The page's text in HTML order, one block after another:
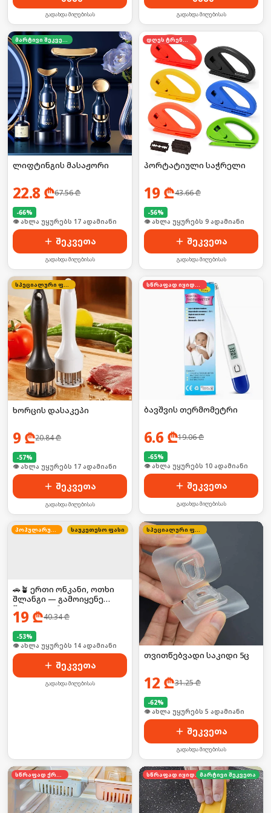
გადახდა მიღებისას გადახდა მიღებისას
მარტივი შეკვეთა
ლიფტინგის მასაჟორი
22.8 ₾67.56₾
-66%
🛒 ბოლო 24სთ-ში იყიდა 27-მა
შეკვეთა
გადახდა მიღებისას
დღეს ტრენდში
პორტატიული საჭრელი
19 ₾43.66₾
-56%
🛒 ბოლო 24სთ-ში იყიდა 14-მა
შეკვეთა
გადახდა მიღებისას
სპეციალური ფასი
ხორცის დასაკეპი
9 ₾20.84₾
-57%
🛒 ბოლო 24სთ-ში იყიდა 22-მა
შეკვეთა
გადახდა მიღებისას
სწრაფად იყიდება
ბავშვის თერმომეტრი
6.6 ₾19.06₾
-65%
🛒 ბოლო 24სთ-ში იყიდა 13-მა
შეკვეთა
გადახდა მიღებისას
პოპულარული საუკეთესო ფასი
🚗🪴 ერთი ონკანი, ოთხი
შლანგი — გამოიყენე
წყალი უფრო
კომფორტულად!
19 ₾40.34₾
-53%
🛒 ბოლო 24სთ-ში იყიდა 19-მა
შეკვეთა
გადახდა მიღებისას
სპეციალური ფასი
თვითწებვადი საკიდი 5ც
12 ₾31.25₾
-62%
🛒 ბოლო 24სთ-ში იყიდა 52-მა
შეკვეთა
გადახდა მიღებისას
სწრაფად ქრება სწრაფად იყიდებამარტივი შეკვეთა